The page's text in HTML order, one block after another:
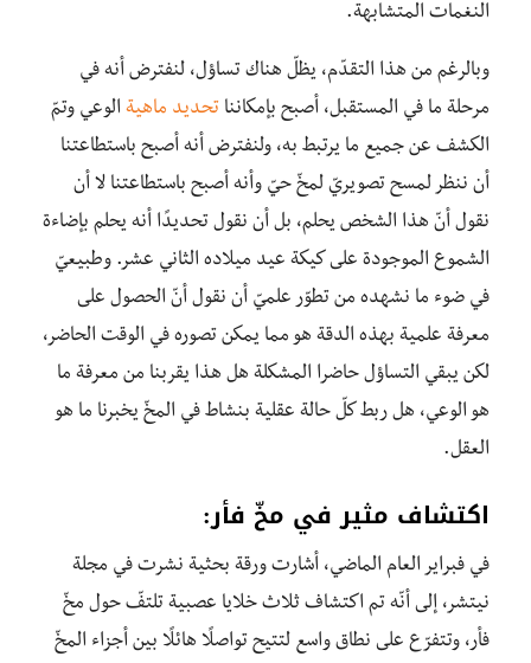
النغمات المتشابهة.
وبالرغم من هذا التقدّم، يظلّ هناك تساؤل، لنفترض أنه في
مرحلة ما في المستقبل، أصبح بإمكاننا تحديد ماهية الوعي وتمّ
الكشف عن جميع ما يرتبط به، ولنفترض أنه أصبح باستطاعتنا
أن ننظر لمسح تصويريّ لمخّ حيّ وأنه أصبح باستطاعتنا لا أن
نقول أنّ هذا الشخص يحلم، بل أن نقول تحديدًا أنه يحلم بإضاءة
الشموع الموجودة على كيكة عيد ميلاده الثاني عشر. وطبيعيّ
في ضوء ما نشهده من تطوّر علميّ أن نقول أنّ الحصول على
معرفة علمية بهذه الدقة هو مما يمكن تصوره في الوقت الحاضر،
لكن يبقي التساؤل حاضرا المشكلة هل هذا يقربنا من معرفة ما
هو الوعي، هل ربط كلّ حالة عقلية بنشاط في المخّ يخبرنا ما هو
العقل.
اكتشاف مثير في مخّ فأر:
في فبراير العام الماضي، أشارت ورقة بحثية نشرت في مجلة
نيتشر، إلى أنّه تم اكتشاف ثلاث خلايا عصبية تلتفّ حول مخّ
فأر، وتتفرّع على نطاق واسع لتتيح تواصلًا هائلًا بين أجزاء المخّ